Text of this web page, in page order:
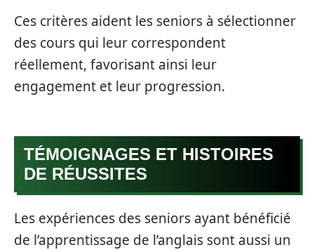
Ces critères aident les seniors à sélectionner
des cours qui leur correspondent
réellement, favorisant ainsi leur
engagement et leur progression.
TÉMOIGNAGES ET HISTOIRES
DE RÉUSSITES
Les expériences des seniors ayant bénéficié
de l’apprentissage de l’anglais sont aussi un